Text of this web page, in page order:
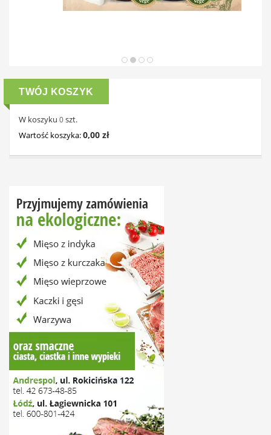
TWÓJ KOSZYK
W koszyku 0 szt.
Wartość koszyka:0,00 zł